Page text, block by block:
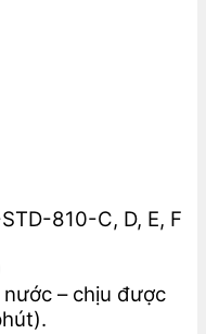
810-C, D, E, F
– chịu được